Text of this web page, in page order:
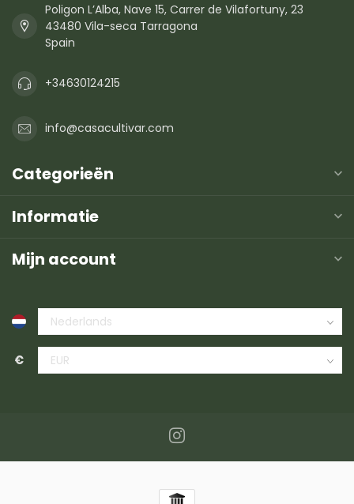
Poligon L’Alba, Nave 15, Carrer de Vilafortuny, 23
43480 Vila-seca Tarragona
Spain
+34630124215
info@casacultivar.com
Categorieën
Informatie
Mijn account
€